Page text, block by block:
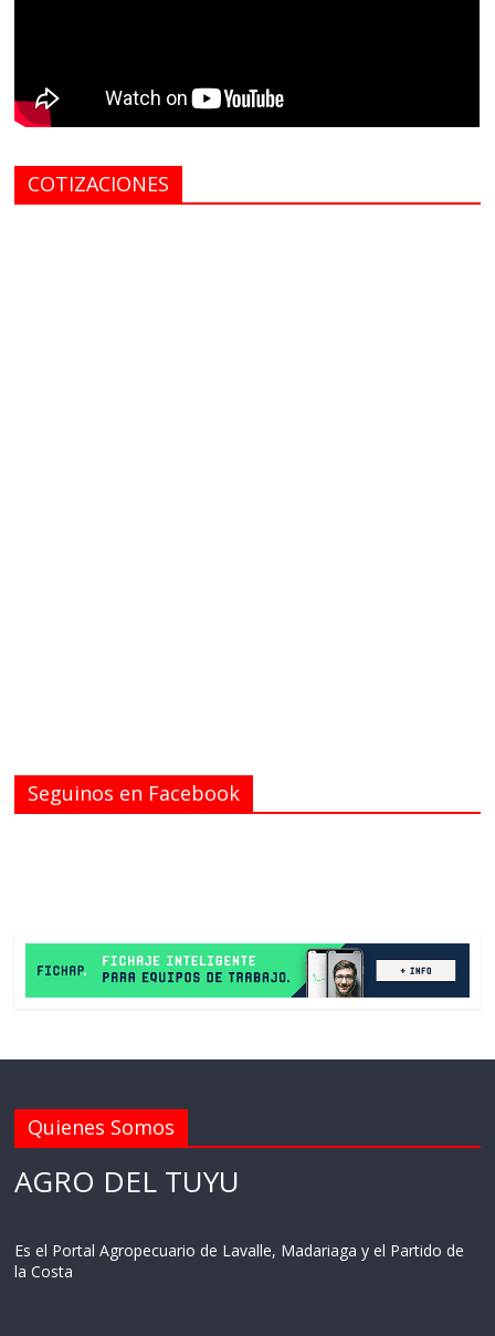
COTIZACIONES
Seguinos en Facebook
Quienes Somos
AGRO DEL TUYU
Es el Portal Agropecuario de Lavalle, Madariaga y el Partido de
la Costa